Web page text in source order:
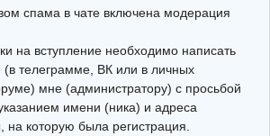
спама в чате включена модерация
на вступление необходимо написать
телеграмме, ВК или в личных
мне (администратору) с просьбой
имени (ника) и адреса
на которую была регистрация.